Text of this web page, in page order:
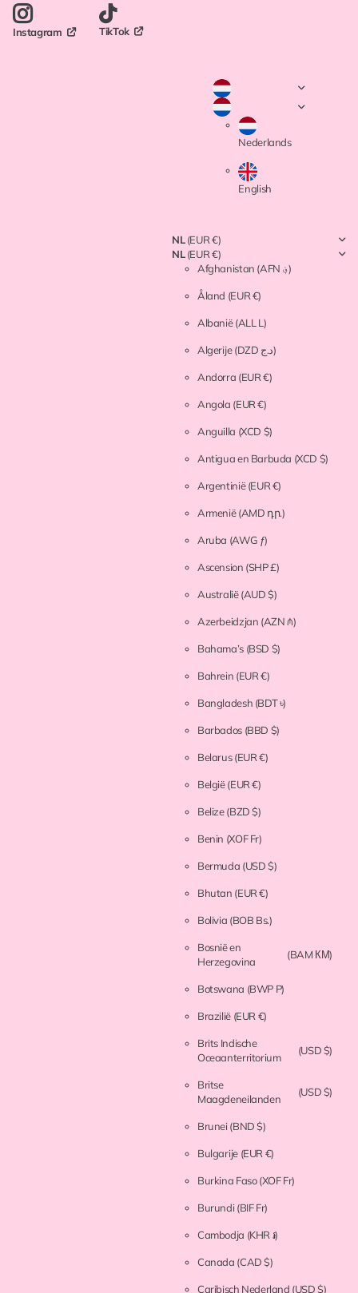
Instagram TikTok
Nederlands
English
NL(EUR €)
NL(EUR €)
Afghanistan
(AFN ؋)
Åland (EUR €)
Albanië(ALL L)
Algerije (DZD د.ج)
Andorra (EUR €)
Angola (EUR €)
Anguilla (XCD $)
Antigua en Barbuda (XCD $)
Argentinië(EUR €)
Armenië(AMD դր.)
Aruba (AWG ƒ)
Ascension (SHP £)
Australië(AUD $)
Azerbeidzjan (AZN ₼)
Bahama’s (BSD $)
Bahrein (EUR €)
Bangladesh (BDT ৳)
Barbados (BBD $)
Belarus(EUR €)
België(EUR €)
Belize(BZD $)
Benin (XOF Fr)
Bermuda (USD $)
Bhutan (EUR €)
Bolivia (BOB Bs.)
Bosnië en
Herzegovina
(BAM КМ)
Botswana (BWP P)
Brazilië (EUR €)
Brits Indische
Oceaanterritorium
(USD $)
Britse
Maagdeneilanden
(USD $)
Brunei(BND $)
Bulgarije (EUR €)
Burkina Faso(XOF Fr)
Burundi(BIF Fr)
Cambodja (KHR ៛)
Canada (CAD $)
Caribisch Nederland (USD $)